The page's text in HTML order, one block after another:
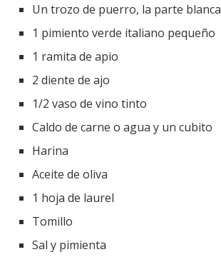
Un trozo de puerro, la parte blanca
1 pimiento verde italiano pequeño
1 ramita de apio
2 diente de ajo
1/2 vaso de vino tinto
Caldo de carne o agua y un cubito
Harina
Aceite de oliva
1 hoja de laurel
Tomillo
Sal y pimienta